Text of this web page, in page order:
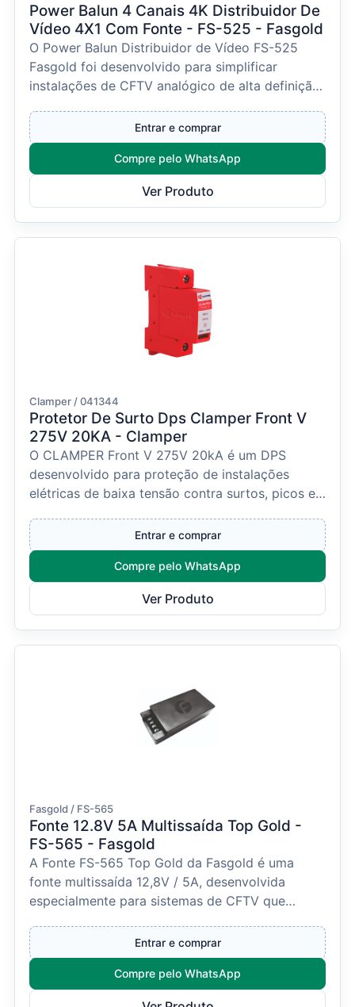
Power Balun 4 Canais 4K Distribuidor De
Vídeo 4X1 Com Fonte - FS-525 - Fasgold
O Power Balun Distribuidor de Vídeo FS-525
Fasgold foi desenvolvido para simplificar
instalações de CFTV analógico de alta definição,
Entrar e comprar
Compre pelo WhatsApp
Ver Produto
Clamper / 041344
Protetor De Surto Dps Clamper Front V
275V 20KA - Clamper
O CLAMPER Front V 275V 20kA é um DPS
desenvolvido para proteção de instalações
elétricas de baixa tensão contra surtos, picos e
Entrar e comprar
Compre pelo WhatsApp
Ver Produto
Fasgold / FS-565
Fonte 12.8V 5A Multissaída Top Gold -
FS-565 - Fasgold
A Fonte FS-565 Top Gold da Fasgold é uma
fonte multissaída 12,8V / 5A, desenvolvida
especialmente para sistemas de CFTV que
Entrar e comprar
Compre pelo WhatsApp